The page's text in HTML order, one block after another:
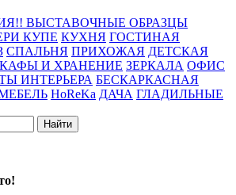
ВЫСТАВОЧНЫЕ ОБРАЗЦЫ
КУПЕ КУХНЯ ГОСТИНАЯ
СПАЛЬНЯ ПРИХОЖАЯ ДЕТСКАЯ
И ХРАНЕНИЕ ЗЕРКАЛА ОФИС
ИНТЕРЬЕРА БЕСКАРКАСНАЯ
HoReKa ДАЧА ГЛАДИЛЬНЫЕ
Найти